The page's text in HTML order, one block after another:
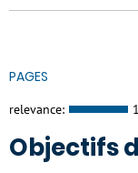
PAGES
relevance:
Objectifs